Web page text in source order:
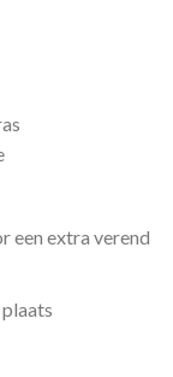
een extra verend